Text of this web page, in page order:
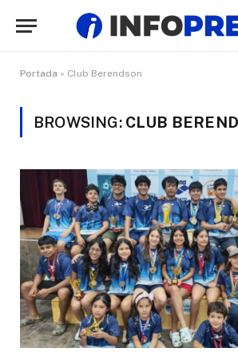
Portada » Club Berendson
BROWSING: CLUB